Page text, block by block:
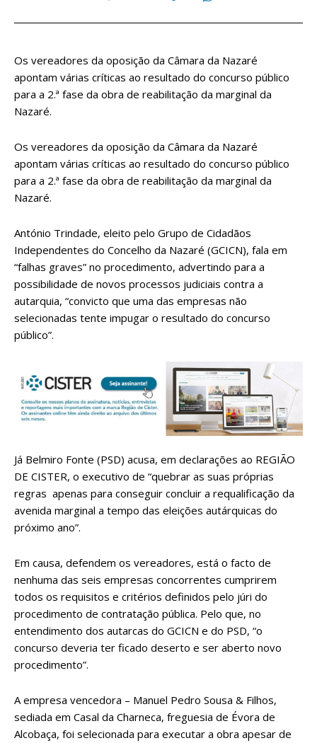
Os vereadores da oposição da Câmara da Nazaré
apontam várias críticas ao resultado do concurso público
para a 2.ª fase da obra de reabilitação da marginal da
Nazaré.
Os vereadores da oposição da Câmara da Nazaré
apontam várias críticas ao resultado do concurso público
para a 2.ª fase da obra de reabilitação da marginal da
Nazaré.
António Trindade, eleito pelo Grupo de Cidadãos
Independentes do Concelho da Nazaré (GCICN), fala em
“falhas graves” no procedimento, advertindo para a
possibilidade de novos processos judiciais contra a
autarquia, “convicto que uma das empresas não
selecionadas tente impugar o resultado do concurso
público”.
Já Belmiro Fonte (PSD) acusa, em declarações ao REGIÃO
DE CISTER, o executivo de “quebrar as suas próprias
regras apenas para conseguir concluir a requalificação da
avenida marginal a tempo das eleições autárquicas do
próximo ano”.
Em causa, defendem os vereadores, está o facto de
nenhuma das seis empresas concorrentes cumprirem
todos os requisitos e critérios definidos pelo júri do
procedimento de contratação pública. Pelo que, no
entendimento dos autarcas do GCICN e do PSD, “o
concurso deveria ter ficado deserto e ser aberto novo
procedimento”.
A empresa vencedora – Manuel Pedro Sousa & Filhos,
sediada em Casal da Charneca, freguesia de Évora de
Alcobaça, foi selecionada para executar a obra apesar de